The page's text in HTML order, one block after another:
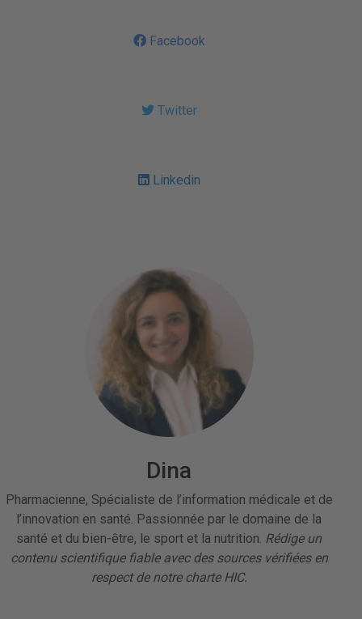
Facebook
Twitter
Linkedin
Dina
Pharmacienne, Spécialiste de l’information médicale et de
l’innovation en santé. Passionnée par le domaine de la
santé et du bien-être, le sport et la nutrition. Rédige un
contenu scientifique fiable avec des sources vérifiées en
respect de notre charte HIC.